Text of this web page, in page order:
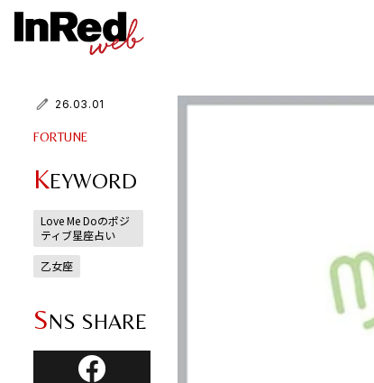
26.03.01
FORTUNE
KEYWORD
Love Me Doのポジ
ティブ星座占い
乙女座
SNS SHARE